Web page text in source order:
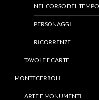
NEL CORSO DEL TEMPO
PERSONAGGI
RICORRENZE
TAVOLE E CARTE
MONTECERBOLI
ARTE E MONUMENTI